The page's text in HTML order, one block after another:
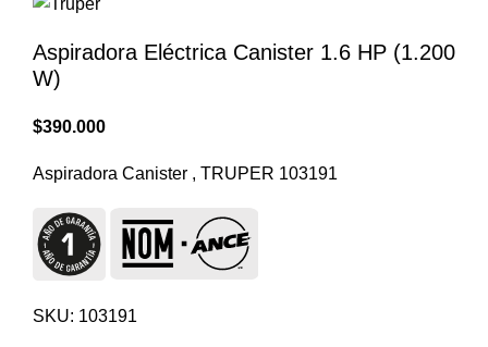
Aspiradora Eléctrica Canister 1.6 HP (1.200
W)
$390.000
Aspiradora Canister , TRUPER 103191
SKU: 103191